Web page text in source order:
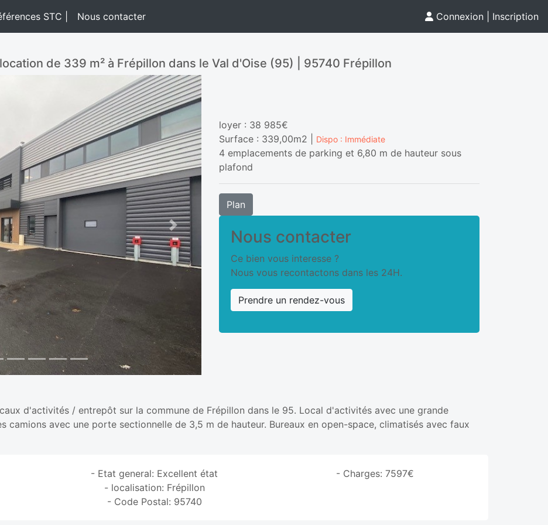
STC | Nous contacter Connexion Inscription
de 339 m² à Frépillon dans le Val d'Oise (95) | 95740 Frépillon
Next
loyer : 38 985€
Surface : 339,00m2 |
Dispo : Immédiate
4 emplacements de parking et 6,80 m de hauteur sous
plafond
Plan
Nous contacter
Ce bien vous interesse ?
Nous vous recontactons dans les 24H.
Prendre un rendez-vous
d'activités / entrepôt sur la commune de Frépillon dans le 95. Local d'activités avec une grande
camions avec une porte sectionnelle de 3,5 m de hauteur. Bureaux en open-space, climatisés avec faux
- Etat general: Excellent état
- localisation: Frépillon
- Code Postal: 95740
- Charges: 7597€